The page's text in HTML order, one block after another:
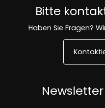
Bitte
Haben Sie Fragen?